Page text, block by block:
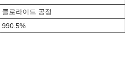
클로라이드 공정
990.5%